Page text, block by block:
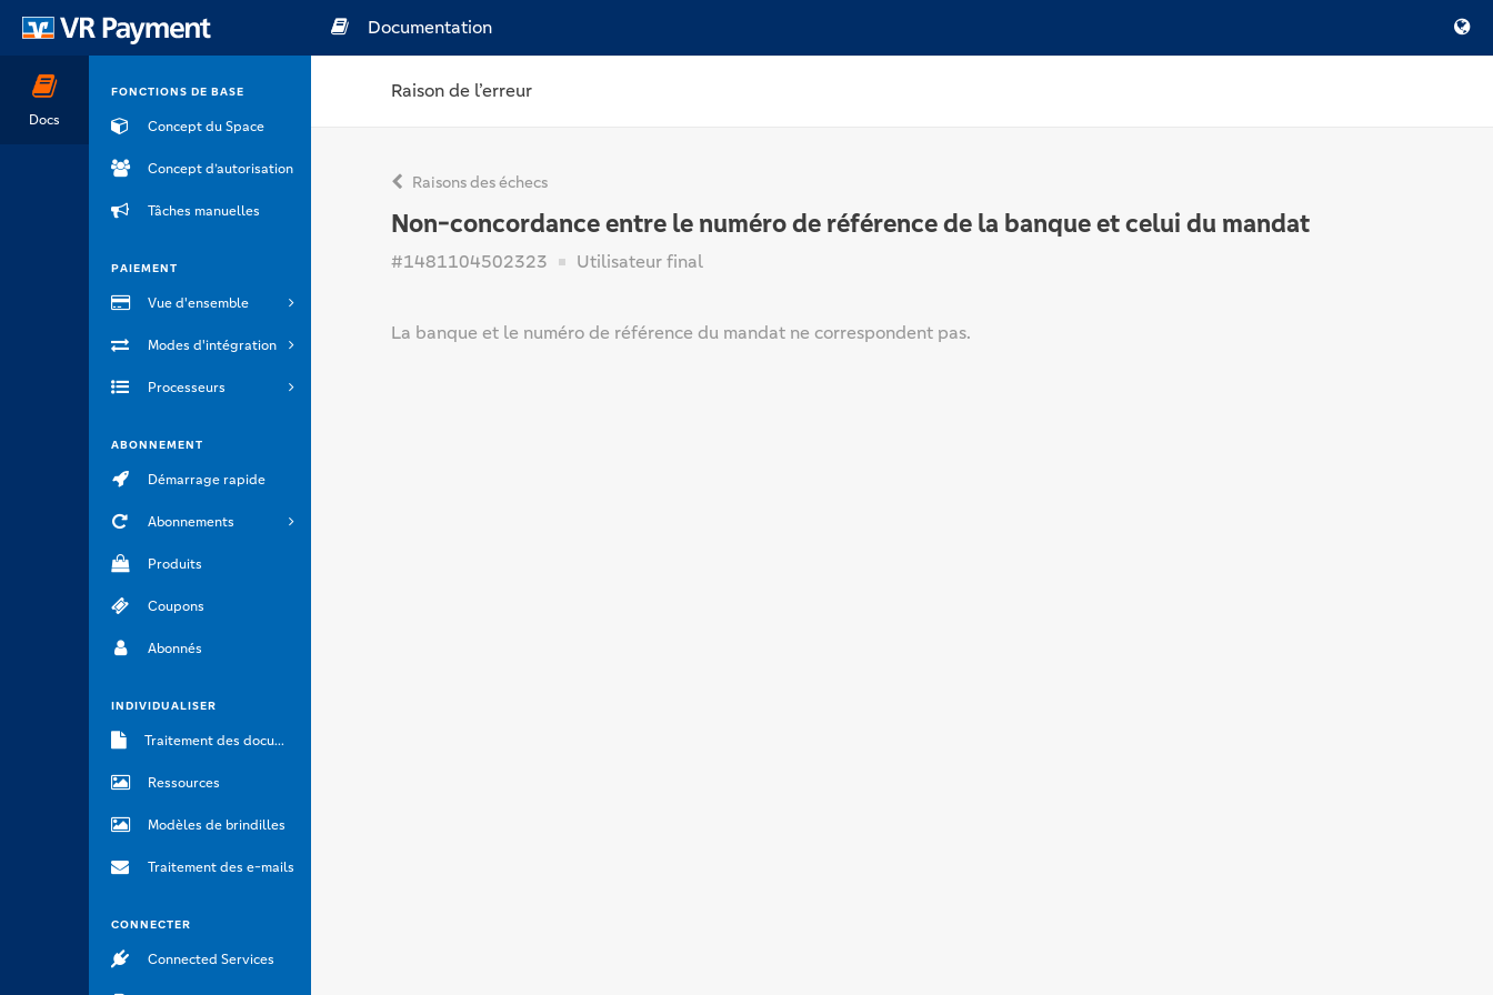
Docs
FONCTIONS DE BASE
Concept du Space
Concept d’autorisation
Tâches manuelles
PAIEMENT
Vue d'ensemble
Modes d'intégration
Processeurs
ABONNEMENT
Démarrage rapide
Abonnements
Produits
Coupons
Abonnés
INDIVIDUALISER
Traitement des documents
Ressources
Modèles de brindilles
Traitement des e-mails
CONNECTER
Connected Services
Documentation
Raison de l’erreur
Raisons des échecs
Non-concordance entre le numéro de référence de la banque et celui du mandat
#1481104502323 Utilisateur final
La banque et le numéro de référence du mandat ne correspondent pas.